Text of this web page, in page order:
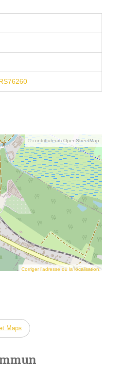
© contributeurs OpenStreetMap
Corriger l’adresse ou la localisation
Maps